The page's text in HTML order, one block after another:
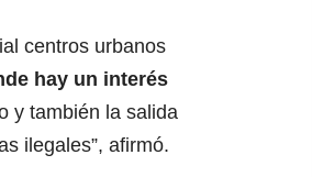
centros urbanos
hay un interés
y también la salida
ilegales”, afirmó.